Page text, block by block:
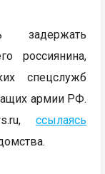
задержать
россиянина,
спецслужб
армии РФ.
ссылаясь